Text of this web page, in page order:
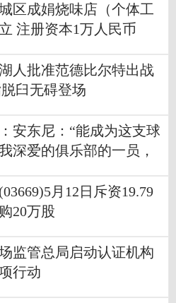
风险；德国汽车行业面
选址危机”
区成娟烧味店（个体工
注册资本1万人民币
湖人批准范德比尔特出战
臼无碍登场
安东尼：“能成为这支球
深爱的俱乐部的一员，
月12日斥资19.79
20万股
监管总局启动认证机构
行动